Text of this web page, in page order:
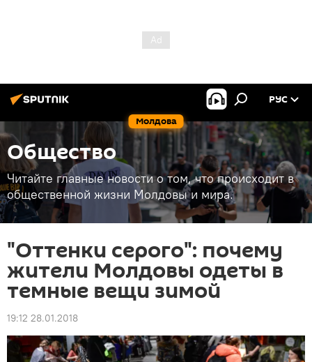
Молдова
РУС
Общество
Читайте главные новости о том, что происходит в
общественной жизни Молдовы и мира.
"Оттенки серого": почему
жители Молдовы одеты в
темные вещи зимой
19:12 28.01.2018